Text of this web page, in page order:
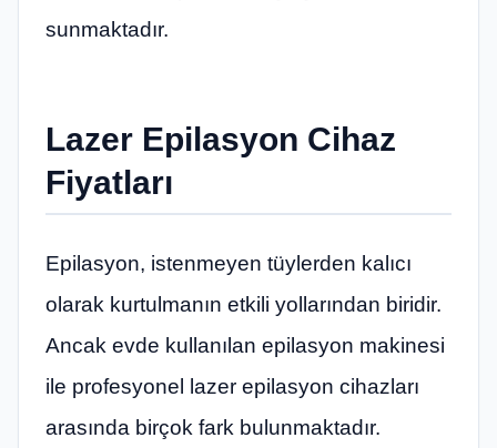
sunmaktadır.
Lazer Epilasyon Cihaz
Fiyatları
Epilasyon, istenmeyen tüylerden kalıcı
olarak kurtulmanın etkili yollarından biridir.
Ancak evde kullanılan epilasyon makinesi
ile profesyonel lazer epilasyon cihazları
arasında birçok fark bulunmaktadır.